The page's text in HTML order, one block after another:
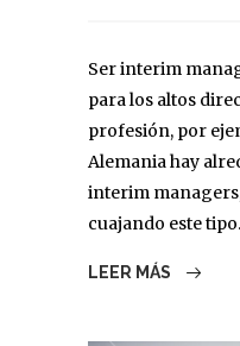
Ser interim
para los altos
profesión, por
Alemania hay
interim managers,
cuajando este
LEER MÁS